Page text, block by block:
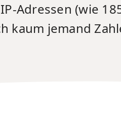
Adressen (wie
kaum jemand